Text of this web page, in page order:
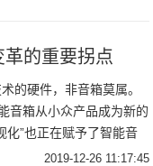
的重要拐点
的硬件，非音箱莫属。
音箱从小众产品成为新的
化”也正在赋予了智能音
智能音箱的火热，标志着
2019-12-26 11:17:45